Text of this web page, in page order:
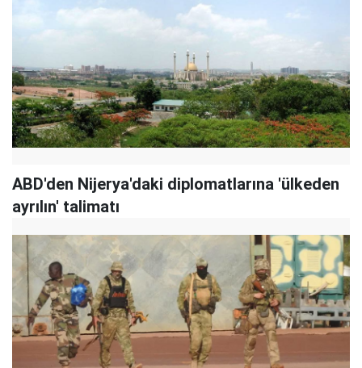
ABD'den Nijerya'daki diplomatlarına 'ülkeden
ayrılın' talimatı